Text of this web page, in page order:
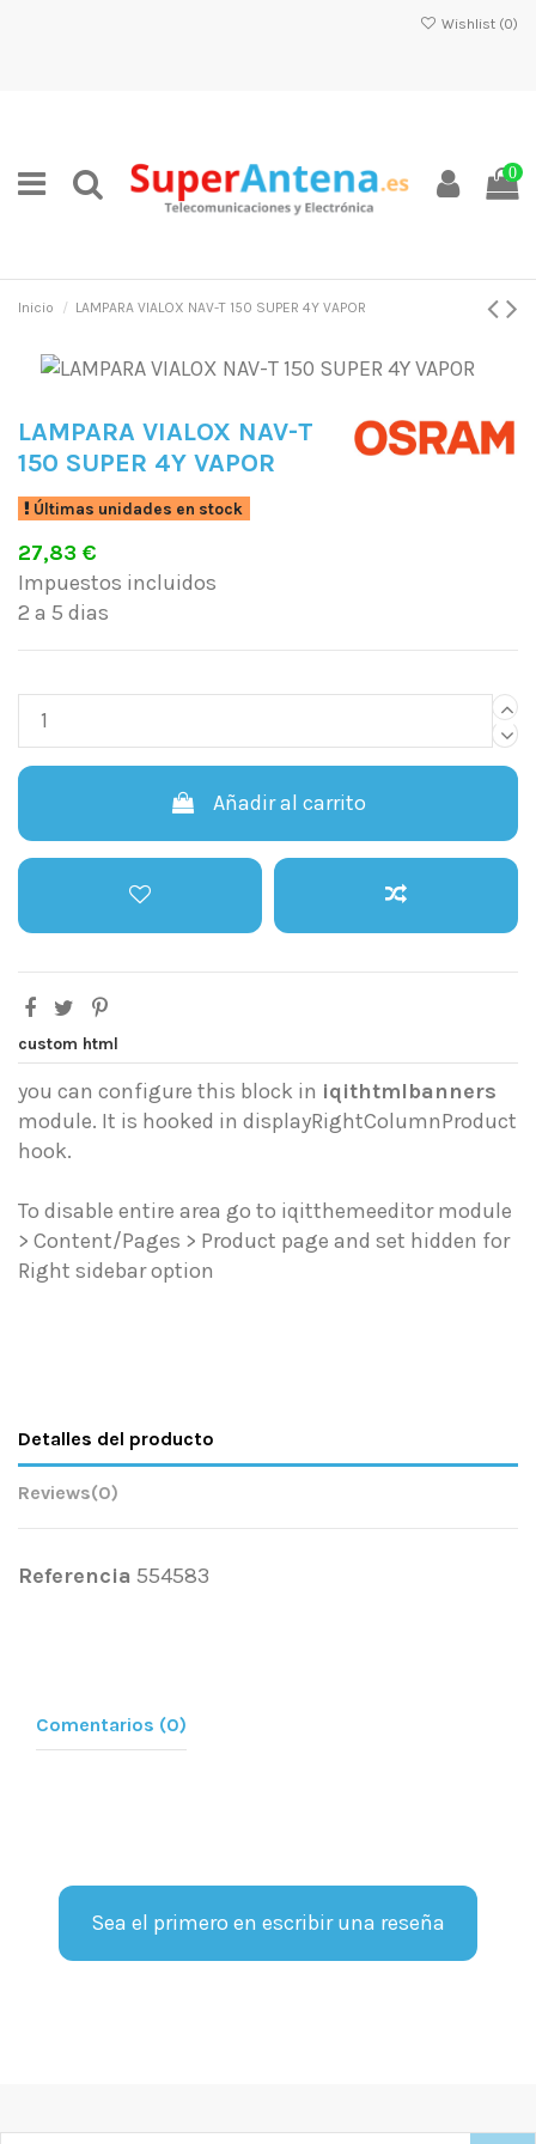
Wishlist (0)
0
Inicio LAMPARA VIALOX NAV-T 150 SUPER 4Y VAPOR
LAMPARA VIALOX NAV-T
150 SUPER 4Y VAPOR
Últimas unidades en stock
27,83 €
Impuestos incluidos
2 a 5 dias
Añadir al carrito
custom html
you can configure this block in iqithtmlbanners
module. It is hooked in displayRightColumnProduct
hook.
To disable entire area go to iqitthemeeditor module
> Content/Pages > Product page and set hidden for
Right sidebar option
Detalles del producto
Reviews(0)
Referencia 554583
Comentarios (0)
Sea el primero en escribir una reseña